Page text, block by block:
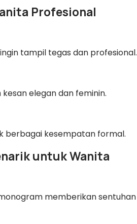
Profesional
tampil tegas dan profesional.
elegan dan feminin.
berbagai kesempatan formal.
untuk Wanita
memberikan sentuhan